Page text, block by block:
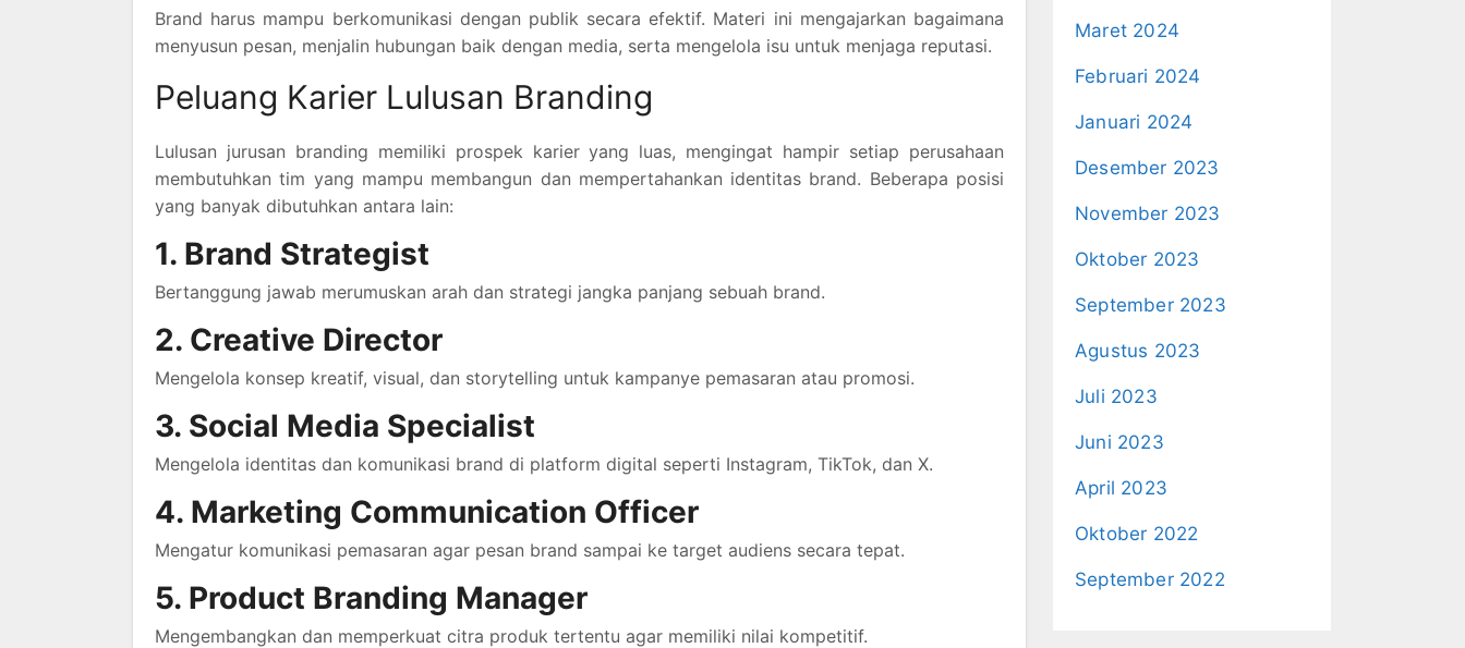
Brand harus mampu berkomunikasi dengan publik secara efektif. Materi ini mengajarkan bagaimana
menyusun pesan, menjalin hubungan baik dengan media, serta mengelola isu untuk menjaga reputasi.
Peluang Karier Lulusan Branding
Lulusan jurusan branding memiliki prospek karier yang luas, mengingat hampir setiap perusahaan
membutuhkan tim yang mampu membangun dan mempertahankan identitas brand. Beberapa posisi
yang banyak dibutuhkan antara lain:
1. Brand Strategist
Bertanggung jawab merumuskan arah dan strategi jangka panjang sebuah brand.
2. Creative Director
Mengelola konsep kreatif, visual, dan storytelling untuk kampanye pemasaran atau promosi.
3. Social Media Specialist
Mengelola identitas dan komunikasi brand di platform digital seperti Instagram, TikTok, dan X.
4. Marketing Communication Officer
Mengatur komunikasi pemasaran agar pesan brand sampai ke target audiens secara tepat.
5. Product Branding Manager
Mengembangkan dan memperkuat citra produk tertentu agar memiliki nilai kompetitif.
Maret 2024
Februari 2024
Januari 2024
Desember 2023
November 2023
Oktober 2023
September 2023
Agustus 2023
Juli 2023
Juni 2023
April 2023
Oktober 2022
September 2022